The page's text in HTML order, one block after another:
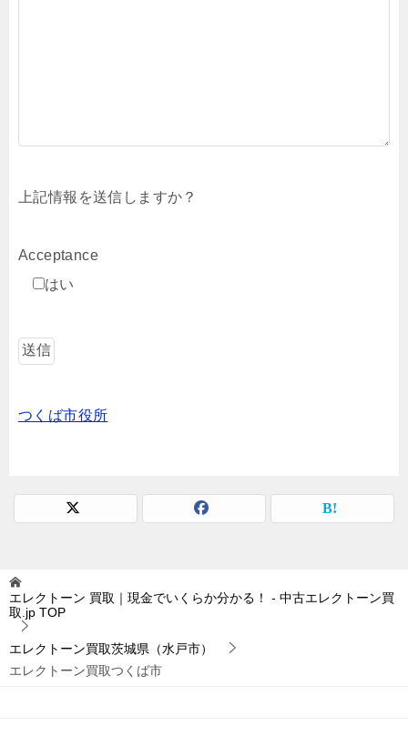
上記情報を送信しますか？
Acceptance
はい
つくば市役所
エレクトーン 買取｜現金でいくらか分かる！ - 中古エレクトーン買
取.jp TOP
エレクトーン買取茨城県（水戸市）
エレクトーン買取つくば市